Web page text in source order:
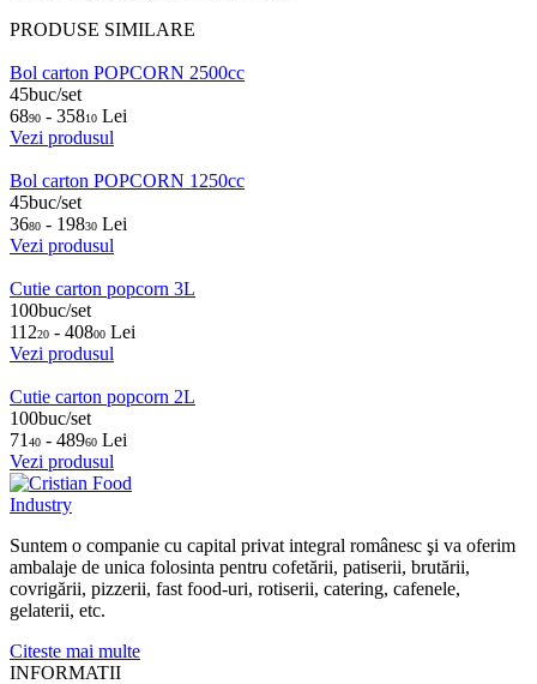
PRODUSE SIMILARE
Bol carton POPCORN 2500cc
45buc/set
6890 - 35810 Lei
Vezi produsul
Bol carton POPCORN 1250cc
45buc/set
3680 - 19830 Lei
Vezi produsul
Cutie carton popcorn 3L
100buc/set
11220 - 40800 Lei
Vezi produsul
Cutie carton popcorn 2L
100buc/set
71 40 - 48960 Lei
Vezi produsul
Suntem o companie cu capital privat integral românesc şi va oferim
ambalaje de unica folosinta pentru cofetării, patiserii, brutării,
covrigării, pizzerii, fast food-uri, rotiserii, catering, cafenele,
gelaterii, etc.
Citeste mai multe
INFORMATII